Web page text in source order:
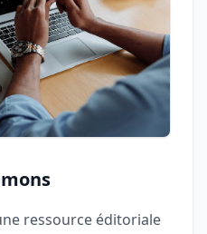
ressource éditoriale